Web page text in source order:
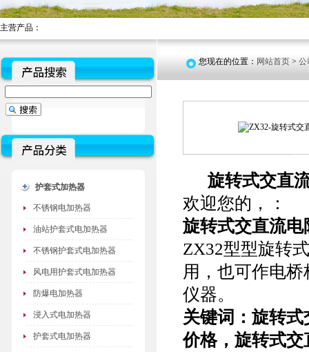
主营产品：
护套式加热器
不锈钢电加热器
油站护套式电加热器
不锈钢护套式电加热器
风电用护套式电加热器
防爆电加热器
浸入式电加热器
护套式电加热器
您现在的位置： 网站首页 > 公
旋转式交直
欢迎您的，：
旋转式交直流电
ZX32型型旋转
用，也可作电
仪器。
关键词：旋转
价格，旋转式交